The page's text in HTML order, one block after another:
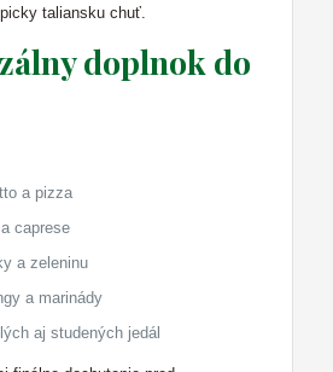
taliansku chuť.
doplnok do
a pizza
caprese
a zeleninu
a marinády
aj studených jedál